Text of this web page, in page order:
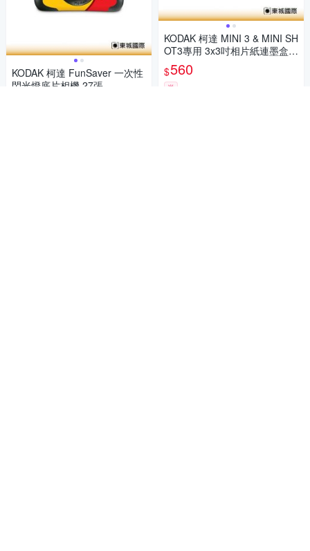
KODAK 柯達 FunSaver 一次性
閃光燈底片相機 27張
KODAK 柯達 MINI 3 & MINI SH
OT3專用 3x3吋相片紙連墨盒(3
0張) 公司貨
$560
券